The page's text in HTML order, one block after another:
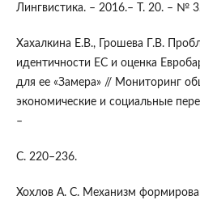
Лингвистика. – 2016.– Т. 20. – №
Хахалкина Е.В., Грошева Г.В.
идентичности ЕС и оценка
для ее «Замера» // Мониторинг
экономические и социальные
–
С. 220–236.
Хохлов А. С. Механизм